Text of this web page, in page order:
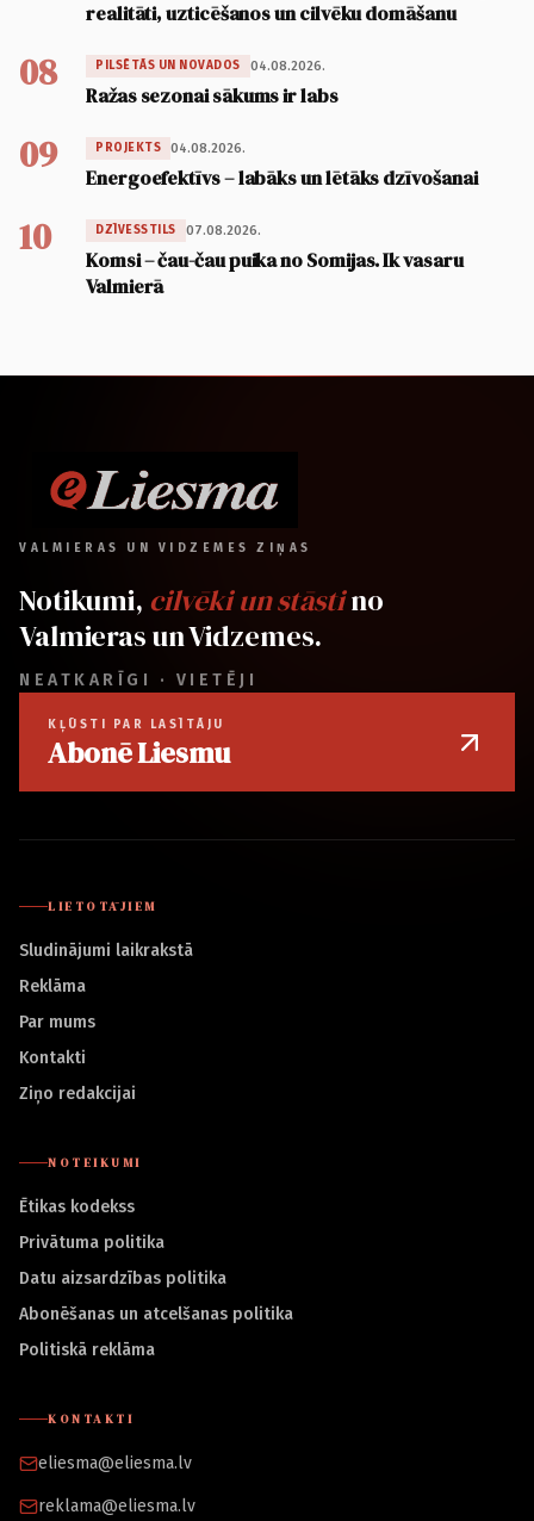
realitāti, uzticēšanos un cilvēku domāšanu
08 PILSĒTĀS UN NOVADOS 04.08.2026.
Ražas sezonai sākums ir labs
09 PROJEKTS 04.08.2026.
Energoefektīvs – labāks un lētāks dzīvošanai
10 DZĪVESSTILS 07.08.2026.
Komsi – čau-čau puika no Somijas. Ik vasaru
Valmierā
VALMIERAS UN VIDZEMES ZIŅAS
Notikumi, cilvēki un stāstino
Valmieras un Vidzemes.
NEATKARĪGI · VIETĒJI
KĻŪSTI PAR LASĪTĀJU
Abonē Liesmu
LIETOTĀJIEM
Sludinājumi laikrakstā
Reklāma
Par mums
Kontakti
Ziņo redakcijai
NOTEIKUMI
Ētikas kodekss
Privātuma politika
Datu aizsardzības politika
Abonēšanas un atcelšanas politika
Politiskā reklāma
KONTAKTI
eliesma@eliesma.lv
reklama@eliesma.lv